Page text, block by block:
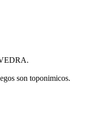
son toponimicos.